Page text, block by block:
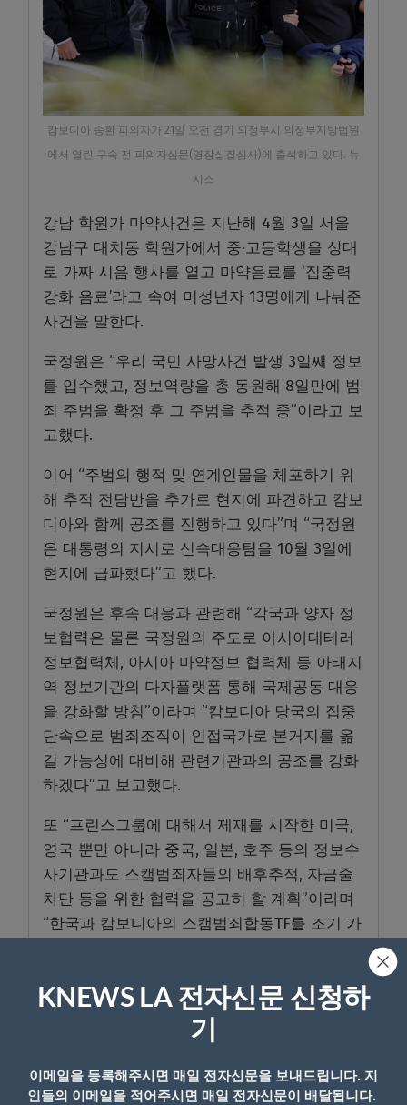
캄보디아 송환 피의자가 21일 오전 경기 의정부시 의정부지방법원
에서 열린 구속 전 피의자심문(영장실질심사)에 출석하고 있다. 뉴
시스
강남 학원가 마약사건은 지난해 4월 3일 서울
강남구 대치동 학원가에서 중·고등학생을 상대
로 가짜 시음 행사를 열고 마약음료를 ‘집중력
강화 음료’라고 속여 미성년자 13명에게 나눠준
사건을 말한다.
국정원은 “우리 국민 사망사건 발생 3일째 정보
를 입수했고, 정보역량을 총 동원해 8일만에 범
죄 주범을 확정 후 그 주범을 추적 중”이라고 보
고했다.
이어 “주범의 행적 및 연계인물을 체포하기 위
해 추적 전담반을 추가로 현지에 파견하고 캄보
디아와 함께 공조를 진행하고 있다”며 “국정원
은 대통령의 지시로 신속대응팀을 10월 3일에
현지에 급파했다”고 했다.
국정원은 후속 대응과 관련해 “각국과 양자 정
보협력은 물론 국정원의 주도로 아시아대테러
정보협력체, 아시아 마약정보 협력체 등 아태지
역 정보기관의 다자플랫폼 통해 국제공동 대응
을 강화할 방침”이라며 “캄보디아 당국의 집중
단속으로 범죄조직이 인접국가로 본거지를 옮
길 가능성에 대비해 관련기관과의 공조를 강화
하겠다”고 보고했다.
또 “프린스그룹에 대해서 제재를 시작한 미국,
영국 뿐만 아니라 중국, 일본, 호주 등의 정보수
사기관과도 스캠범죄자들의 배후추적, 자금줄
차단 등을 위한 협력을 공고히 할 계획”이라며
“한국과 캄보디아의 스캠범죄합동TF를 조기 가
국정원은 “특히 국내에서도 해외스캠조직과 연
계된 인력총출 등 다각적으로 확보해서 경찰과
며 “더욱 우려가 되는 점은 현지에서 구조된 스
KNEWS LA 전자신문 신청하
기
이메일을 등록해주시면 매일 전자신문을 보내드립니다. 지
인들의 이메일을 적어주시면 매일 전자신문이 배달됩니다.